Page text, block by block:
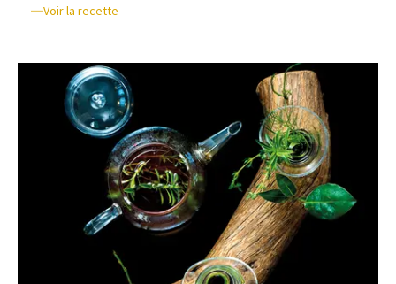
Voir la recette